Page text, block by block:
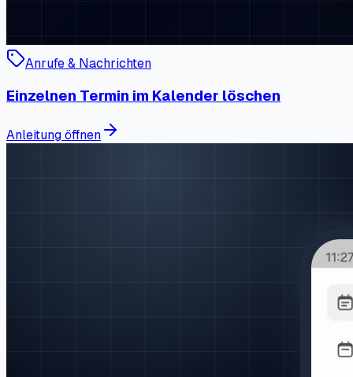
Anrufe & Nachrichten
Einzelnen Termin im Kalender löschen
Anleitung öffnen